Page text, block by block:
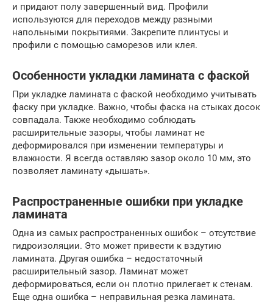
и придают полу завершенный вид. Профили
используются для переходов между разными
напольными покрытиями. Закрепите плинтусы и
профили с помощью саморезов или клея.
Особенности укладки ламината с фаской
При укладке ламината с фаской необходимо учитывать
фаску при укладке. Важно, чтобы фаска на стыках досок
совпадала. Также необходимо соблюдать
расширительные зазоры, чтобы ламинат не
деформировался при изменении температуры и
влажности. Я всегда оставляю зазор около 10 мм, это
позволяет ламинату «дышать».
Распространенные ошибки при укладке
ламината
Одна из самых распространенных ошибок – отсутствие
гидроизоляции. Это может привести к вздутию
ламината. Другая ошибка – недостаточный
расширительный зазор. Ламинат может
деформироваться, если он плотно прилегает к стенам.
Еще одна ошибка – неправильная резка ламината.